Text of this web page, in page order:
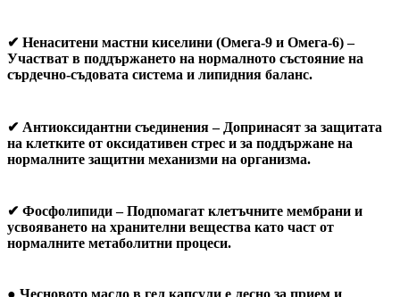
✔ Ненаситени мастни киселини (Омега-9 и Омега-6)–
Участват в поддържането на нормалното състояние на
сърдечно-съдовата система и липидния баланс.
✔ Антиоксидантни съединения– Допринасят за защитата
на клетките от оксидативен стрес и за поддържане на
нормалните защитни механизми на организма.
✔ Фосфолипиди– Подпомагат клетъчните мембрани и
усвояването на хранителни вещества като част от
нормалните метаболитни процеси.